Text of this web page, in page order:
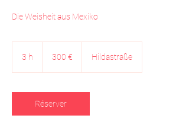
Die Weisheit aus Mexiko
3 h 300 € Hildastraße
Réserver